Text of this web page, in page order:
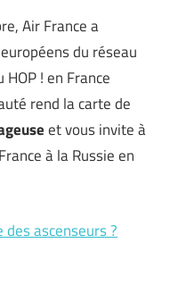
Air France a
du réseau
! en France
rend la carte de
et vous invite à
à la Russie en
des ascenseurs ?